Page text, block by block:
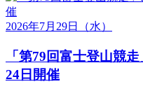
2026年7月29日 （水）
「第79回富士登山競
24日開催